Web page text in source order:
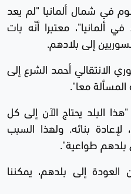
في شمال ألمانيا "لم يعد
معتبرا أنّه بات
إلى بلادهم.
الانتقالي أحمد الشرع إلى
معا".
البلد يحتاج الآن إلى كل
بنائه. ولهذا السبب
بلدهم طواعية".
إلى بلدهم، يمكننا